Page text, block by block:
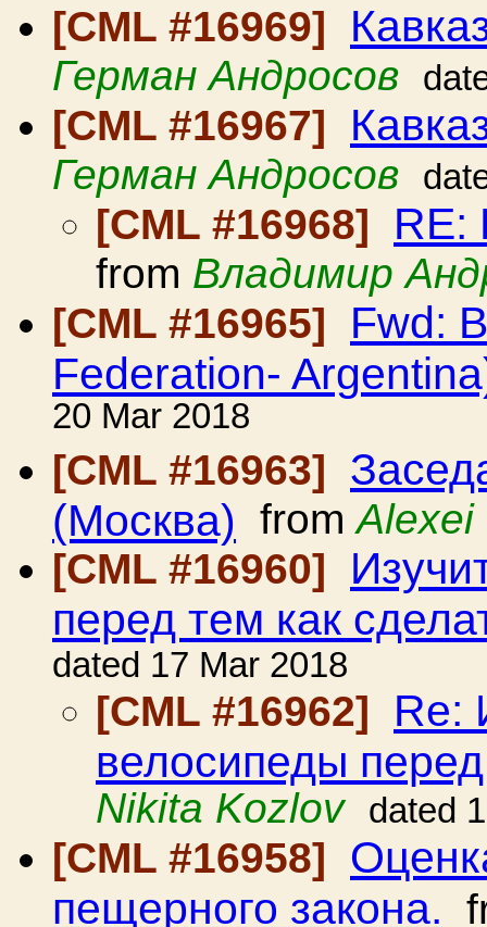
[CML #16969]
Герман Андросов
[CML #16967]
Герман Андросов
[CML #16968] RE:
from Владимир
[CML #16965]
Fwd:
Federation-
20 Mar 2018
[CML #16963]
(Москва) fromAlexei
[CML #16960]
перед тем как
dated 17 Mar 2018
[CML #16962] Re:
велосипеды
Nikita Kozlov
dated
[CML #16958]
пещерного закона.